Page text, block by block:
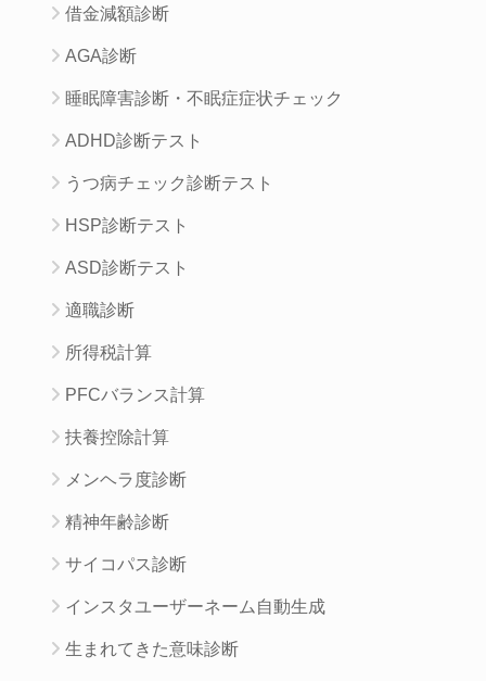
借金減額診断
AGA診断
睡眠障害診断・不眠症症状チェック
ADHD診断テスト
うつ病チェック診断テスト
HSP診断テスト
ASD診断テスト
適職診断
所得税計算
PFCバランス計算
扶養控除計算
メンヘラ度診断
精神年齢診断
サイコパス診断
インスタユーザーネーム自動生成
生まれてきた意味診断